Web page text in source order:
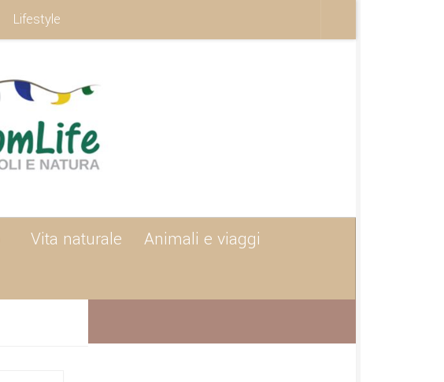
Lifestyle
Vita naturale
Animali e viaggi